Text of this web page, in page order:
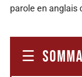
parole en anglais